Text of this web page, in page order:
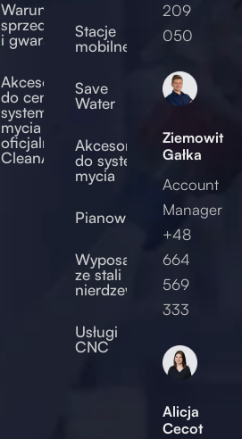
Warunki
sprzedaży
i gwarancji
Akcesoria
do centralnych
systemów
mycia –
oficjalny sklep
CleanAccess
Stacje
mobilne
Save
Water
Akcesoria
do systemów
mycia
Pianownice
Wyposażenie
ze stali
nierdzewnej
Usługi
CNC
209
050
Ziemowit
Gałka
Account
Manager
+48
664
569
333
Alicja
Cecot